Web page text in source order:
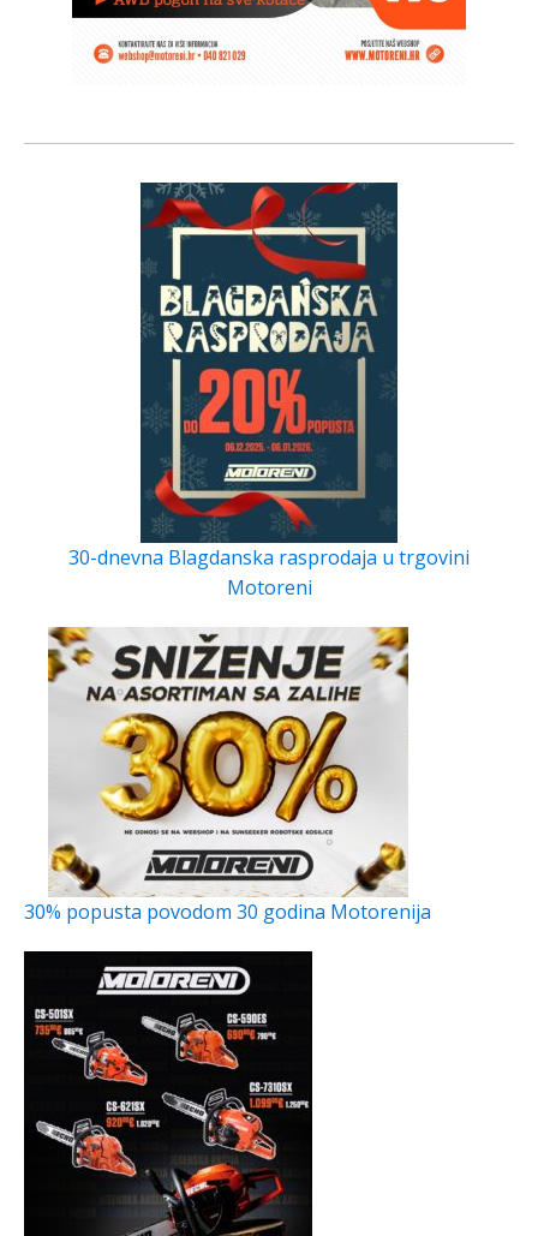
30-dnevna Blagdanska rasprodaja u trgovini
Motoreni
30% popusta povodom 30 godina Motorenija